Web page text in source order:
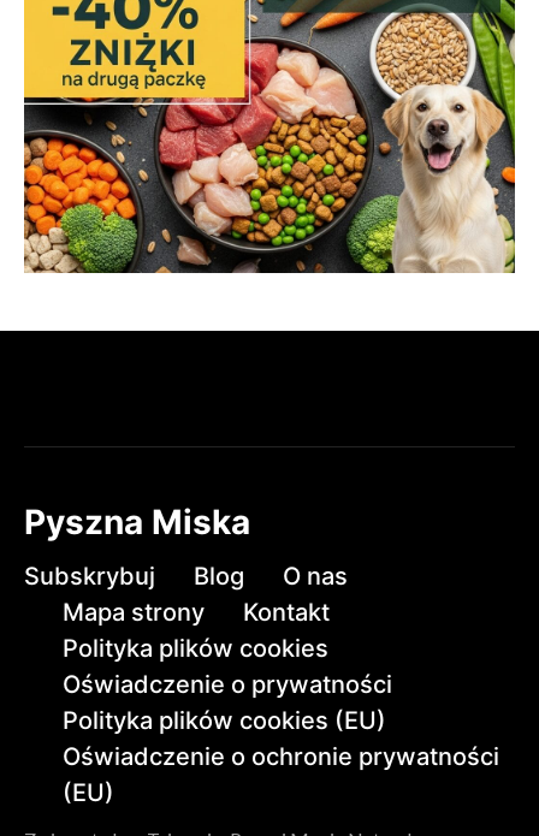
Pyszna Miska
Subskrybuj Blog
O nas
Mapa strony
Kontakt
Polityka plików cookies
Oświadczenie o prywatności
Polityka plików cookies (EU)
Oświadczenie o ochronie prywatności
(EU)